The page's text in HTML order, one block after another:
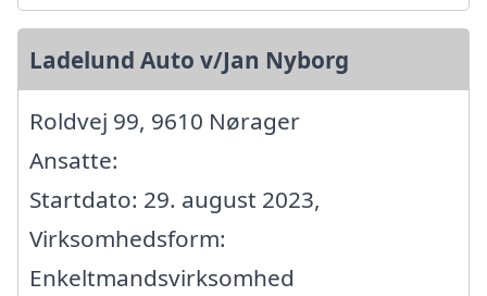
Ladelund Auto v/Jan Nyborg
Roldvej 99, 9610 Nørager
Ansatte:
Startdato: 29. august 2023,
Virksomhedsform:
Enkeltmandsvirksomhed